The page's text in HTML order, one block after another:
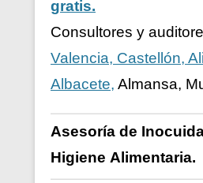
gratis.
Consultores y
Valencia, Castellón,
Albacete, Almansa,
Asesoría de
Higiene Alimentaria.